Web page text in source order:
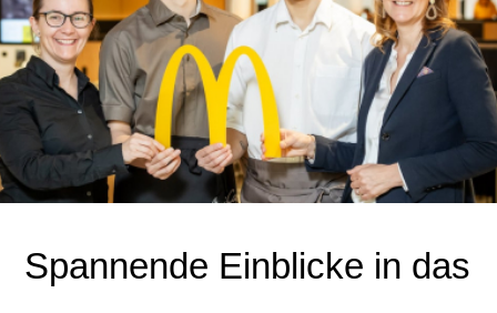
Spannende Einblicke in das